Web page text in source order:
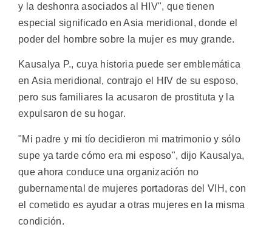
y la deshonra asociados al HIV", que tienen
especial significado en Asia meridional, donde el
poder del hombre sobre la mujer es muy grande.
Kausalya P., cuya historia puede ser emblemática
en Asia meridional, contrajo el HIV de su esposo,
pero sus familiares la acusaron de prostituta y la
expulsaron de su hogar.
"Mi padre y mi tío decidieron mi matrimonio y sólo
supe ya tarde cómo era mi esposo", dijo Kausalya,
que ahora conduce una organización no
gubernamental de mujeres portadoras del VIH, con
el cometido es ayudar a otras mujeres en la misma
condición.